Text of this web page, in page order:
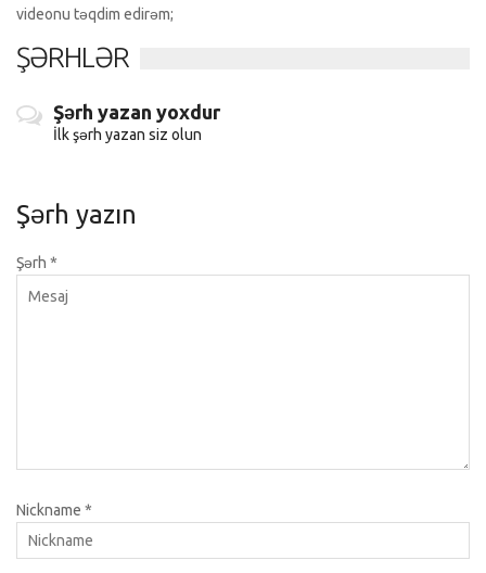
videonu təqdim edirəm;
ŞƏRHLƏR
Şərh yazan yoxdur
İlk şərh yazan siz olun
Şərh yazın
Şərh *
Nickname *